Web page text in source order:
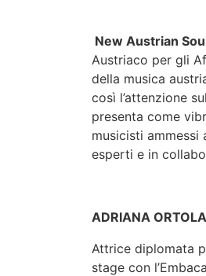
New Austrian
Austriaco per gli
della musica
così l’attenzione
presenta come
musicisti ammessi
esperti e in
ADRIANA
Attrice diplomata
stage con